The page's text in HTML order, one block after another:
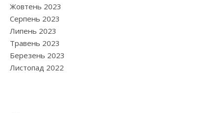
Жовтень 2023
Серпень 2023
Липень 2023
Травень 2023
Березень 2023
Листопад 2022